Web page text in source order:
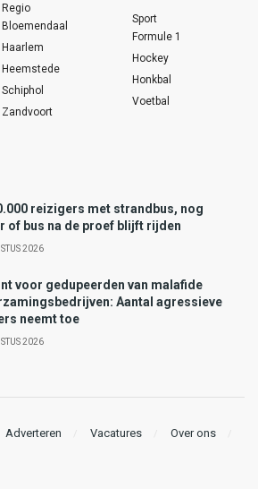
Regio
Bloemendaal
Haarlem
Heemstede
Schiphol
Zandvoort
Sport
Formule 1
Hockey
Honkbal
Voetbal
reizigers met strandbus, nog
of bus na de proef blijft rijden
2026
voor gedupeerden van malafide
Aantal agressieve
neemt toe
2026
Adverteren Vacatures
Over ons